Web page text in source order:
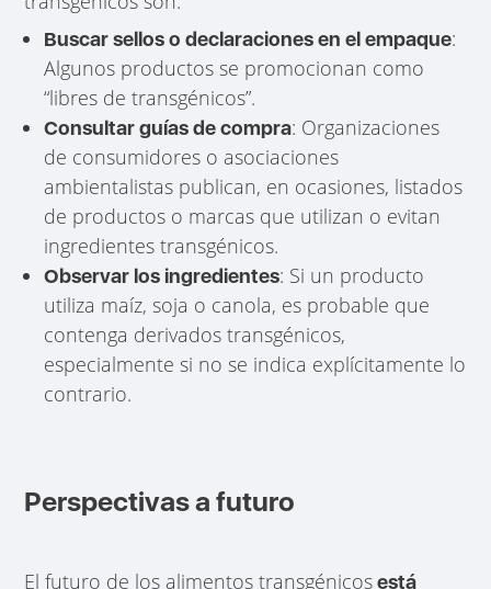
Buscar sellos o declaraciones en el empaque:
Algunos productos se promocionan como
“libres de transgénicos”.
Consultar guías de compra: Organizaciones
de consumidores o asociaciones
ambientalistas publican, en ocasiones, listados
de productos o marcas que utilizan o evitan
ingredientes transgénicos.
Observar los ingredientes: Si un producto
utiliza maíz, soja o canola, es probable que
contenga derivados transgénicos,
especialmente si no se indica explícitamente lo
contrario.
Perspectivas a futuro
El futuro de los alimentos transgénicosestá